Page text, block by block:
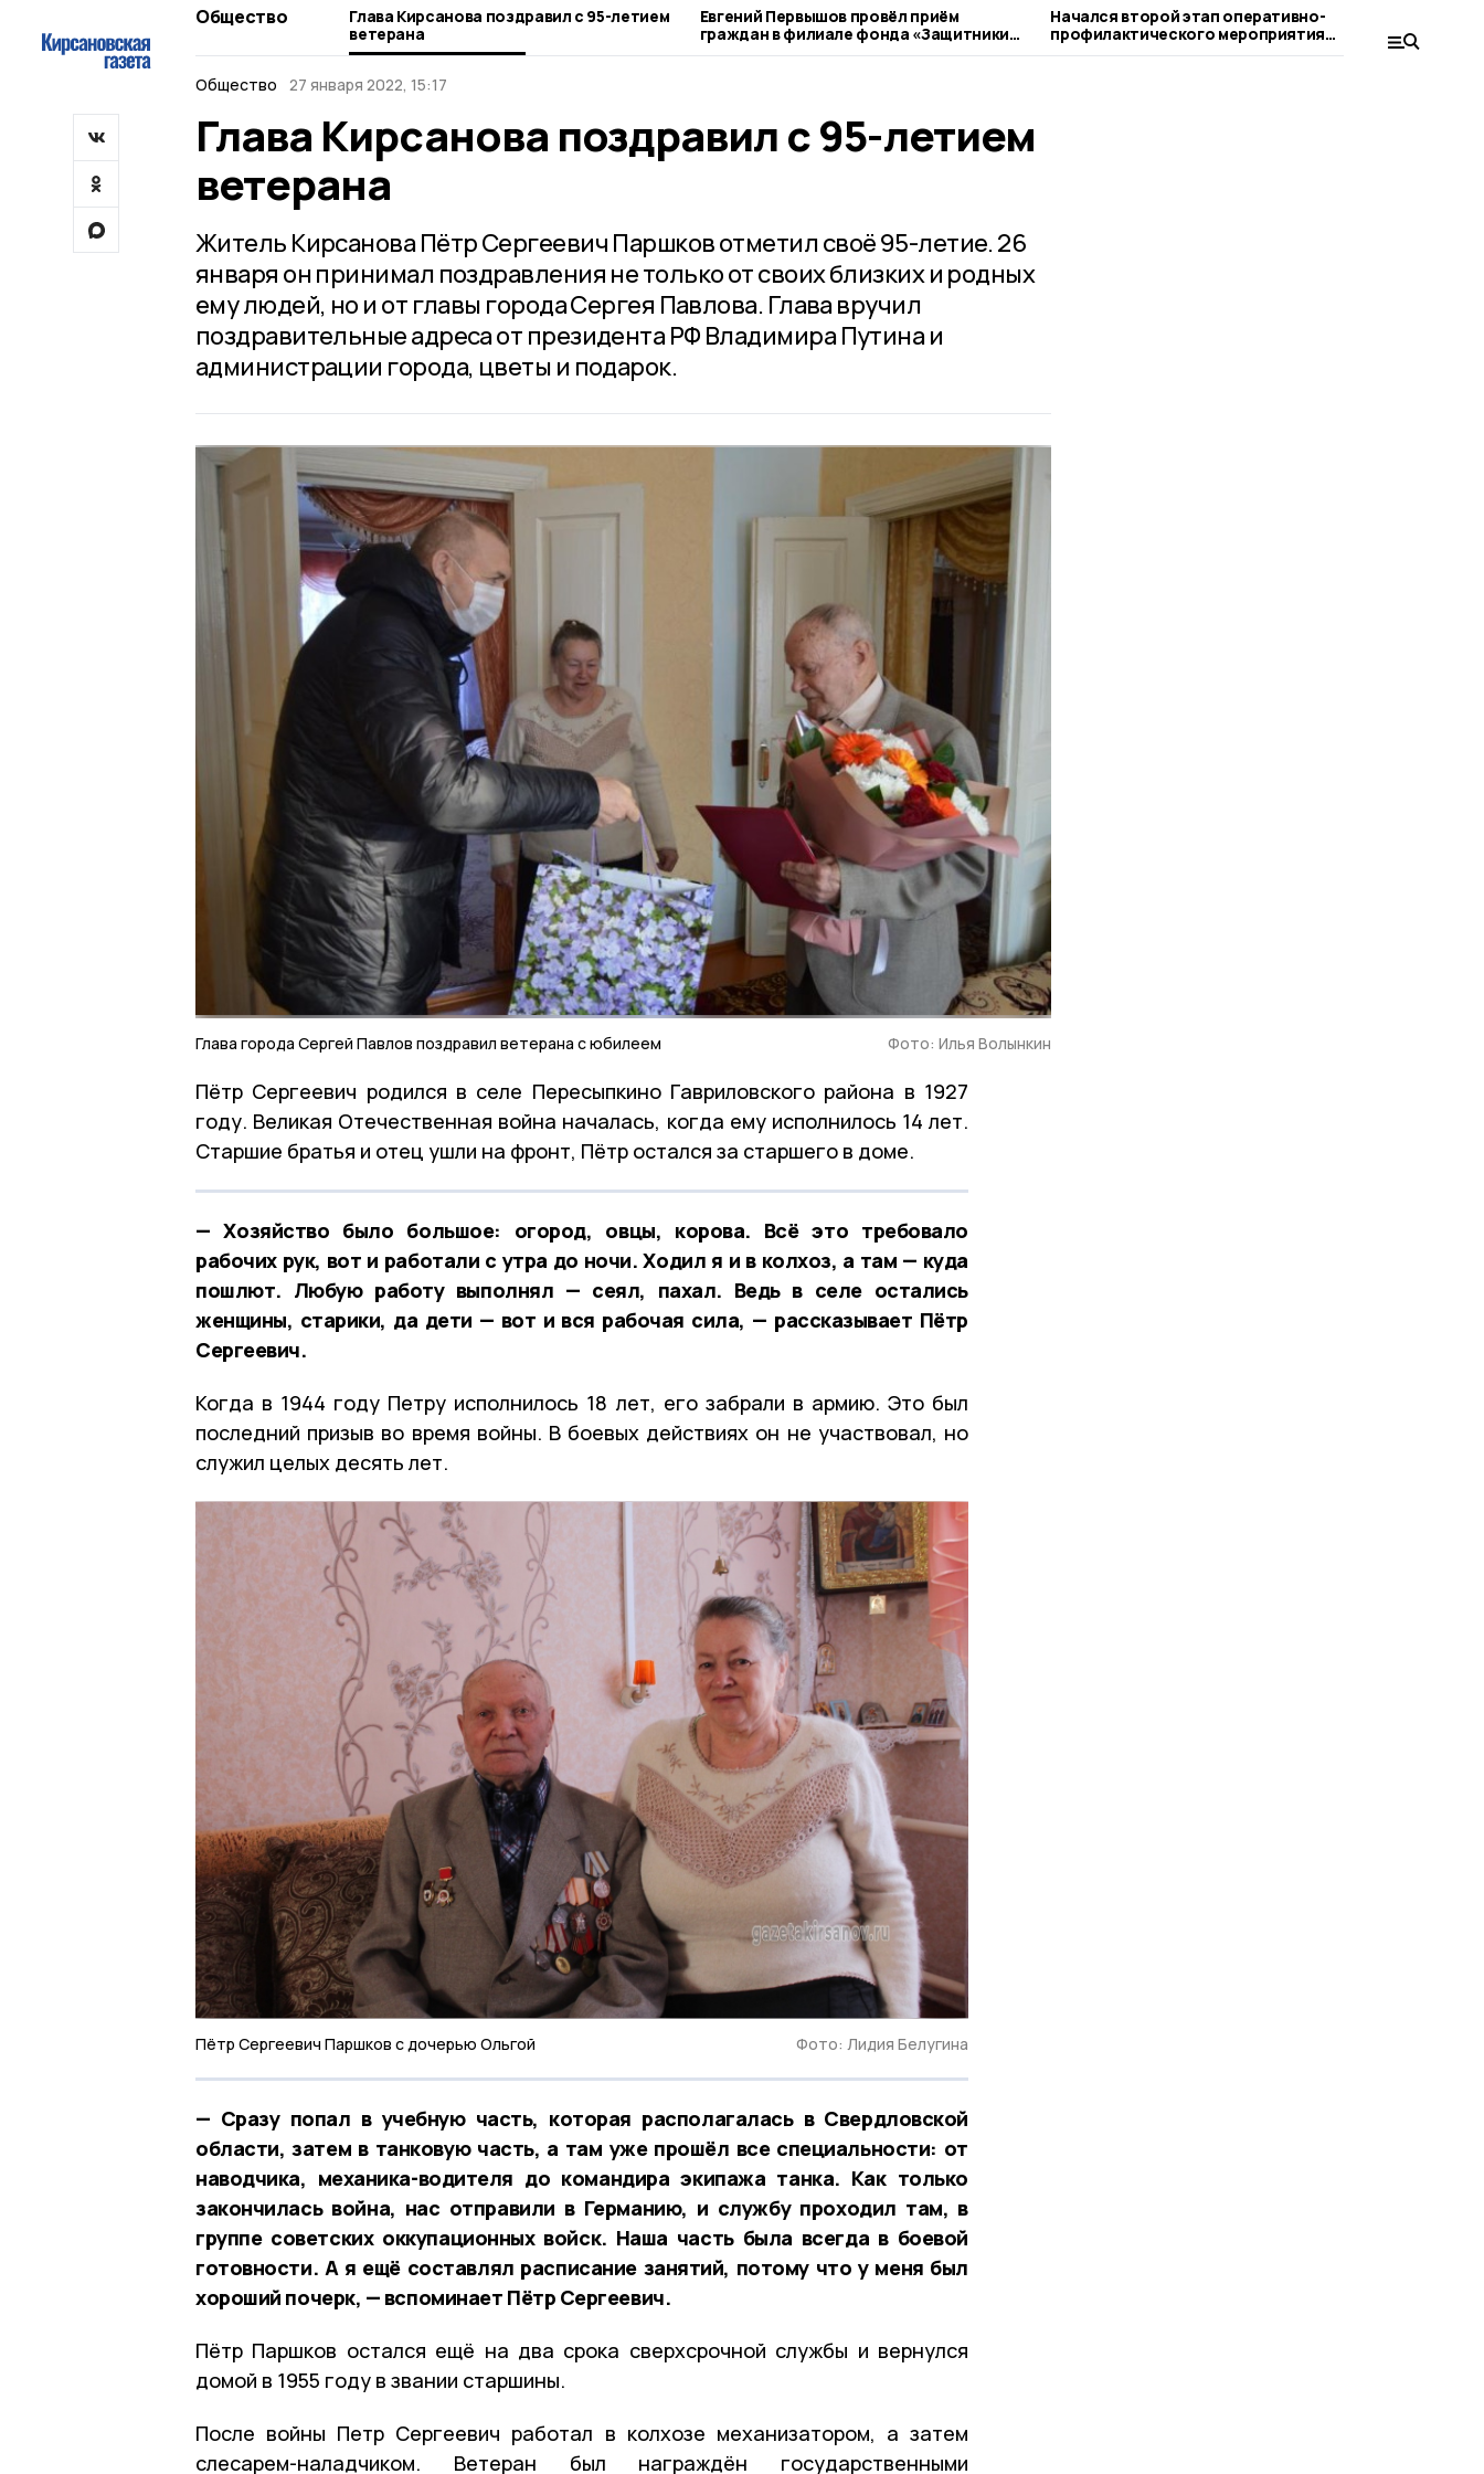
Общество
Глава Кирсанова поздравил с 95-летием
ветерана
Евгений Первышов провёл приём
граждан в филиале фонда «Защитники
Отечества»
Начался второй этап оперативно-
профилактического мероприятия
«Нетрезвый водитель»
пройдёт
Общество 27 января 2022, 15:17
Глава Кирсанова поздравил с 95-летием
ветерана
Житель Кирсанова Пётр Сергеевич Паршков отметил своё 95-летие. 26
января он принимал поздравления не только от своих близких и родных
ему людей, но и от главы города Сергея Павлова. Глава вручил
поздравительные адреса от президента РФ Владимира Путина и
администрации города, цветы и подарок.
Глава города Сергей Павлов поздравил ветерана с юбилеем Фото: Илья Волынкин
Пётр Сергеевич родился в селе Пересыпкино Гавриловского района в 1927
году. Великая Отечественная война началась, когда ему исполнилось 14 лет.
Старшие братья и отец ушли на фронт, Пётр остался за старшего в доме.
— Хозяйство было большое: огород, овцы, корова. Всё это требовало
рабочих рук, вот и работали с утра до ночи. Ходил я и в колхоз, а там — куда
пошлют. Любую работу выполнял — сеял, пахал. Ведь в селе остались
женщины, старики, да дети — вот и вся рабочая сила, — рассказывает Пётр
Сергеевич.
Когда в 1944 году Петру исполнилось 18 лет, его забрали в армию. Это был
последний призыв во время войны. В боевых действиях он не участвовал, но
служил целых десять лет.
Пётр Сергеевич Паршков с дочерью Ольгой Фото: Лидия Белугина
— Сразу попал в учебную часть, которая располагалась в Свердловской
области, затем в танковую часть, а там уже прошёл все специальности: от
наводчика, механика-водителя до командира экипажа танка. Как только
закончилась война, нас отправили в Германию, и службу проходил там, в
группе советских оккупационных войск. Наша часть была всегда в боевой
готовности. А я ещё составлял расписание занятий, потому что у меня был
хороший почерк, — вспоминает Пётр Сергеевич.
Пётр Паршков остался ещё на два срока сверхсрочной службы и вернулся
домой в 1955 году в звании старшины.
После войны Петр Сергеевич работал в колхозе механизатором, а затем
слесарем-наладчиком. Ветеран был награждён государственными